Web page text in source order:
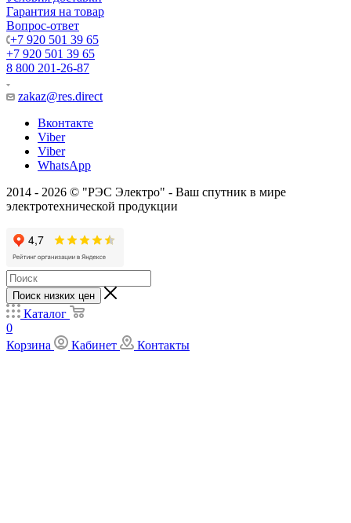
Гарантия на товар
Вопрос-ответ
+7 920 501 39 65
+7 920 501 39 65
8 800 201-26-87
zakaz@res.direct
Вконтакте
Viber
Viber
WhatsApp
2014 - 2026 © "РЭС Электро" - Ваш спутник в мире
электротехнической продукции
Поиск низких цен
Каталог
0
Корзина
Кабинет Контакты